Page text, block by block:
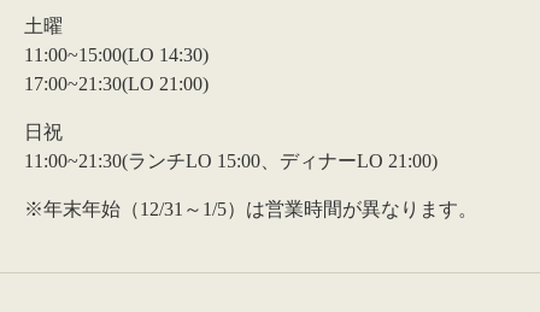
土曜
11:00~15:00(LO 14:30)
17:00~21:30(LO 21:00)
日祝
11:00~21:30(ランチLO 15:00、ディナーLO 21:00)
※年末年始（12/31～1/5）は営業時間が異なります。